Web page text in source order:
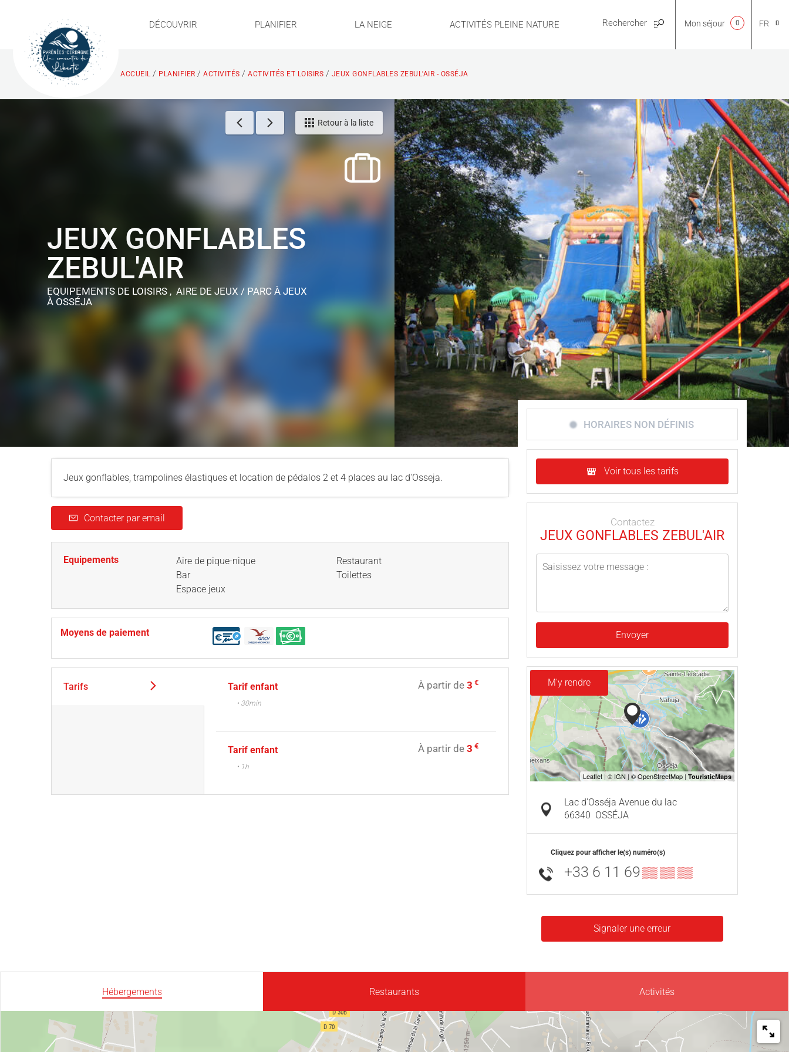
DÉCOUVRIR PLANIFIER LA NEIGE ACTIVITÉS PLEINE NATURE PRATIQUE
NL
EN
FR
ES
Mon séjour 0
ACCUEIL / PLANIFIER / ACTIVITÉS / ACTIVITÉS ET LOISIRS / JEUX GONFLABLES ZEBUL'AIR - OSSÉJA
Retour à la liste
JEUX GONFLABLES
ZEBUL'AIR
EQUIPEMENTS DE LOISIRS , AIRE DE JEUX / PARC À JEUX
À OSSÉJA
Jeux gonflables, trampolines élastiques et location de pédalos 2 et 4 places au lac d'Osseja.
Contacter par email
Equipements
Aire de pique-nique
Bar
Espace jeux
Restaurant
Toilettes
Moyens de paiement
Tarifs Tarif enfant À partir de3 €
• 30min
Tarif enfant À partir de3 €
• 1h
HORAIRES NON DÉFINIS
Voir tous les tarifs
Contactez
JEUX GONFLABLES ZEBUL'AIR
Envoyer
M'y rendre
Lac d'Osséja Avenue du lac
66340 OSSÉJA
Cliquez pour afficher le(s) numéro(s)
+33 6 11 69▒▒ ▒▒ ▒▒
Signaler une erreur
Hébergements Restaurants Activités